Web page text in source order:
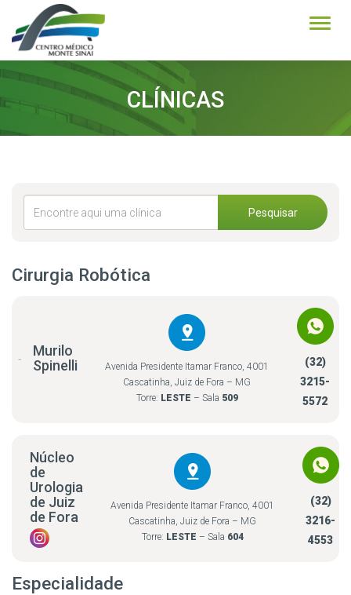
CLÍNICAS
Pesquisar
Cirurgia Robótica
Murilo
Spinelli
Avenida Presidente Itamar Franco, 4001
Cascatinha, Juiz de Fora – MG
Torre: LESTE – Sala 509
(32)
3215-
5572
Núcleo
de
Urologia
de Juiz
de Fora
Avenida Presidente Itamar Franco, 4001
Cascatinha, Juiz de Fora – MG
Torre: LESTE – Sala 604
(32)
3216-
4553
Especialidade